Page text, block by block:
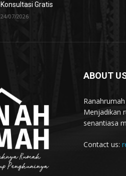
Konsultasi Gratis
24/07/2026
ABOUT
Menjadikan
senantiasa
Contact us: